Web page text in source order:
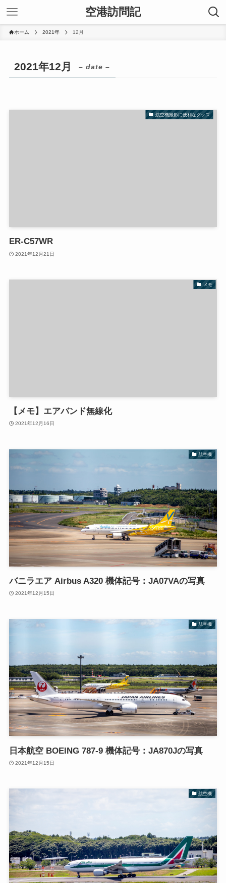
空港訪問記
ホーム 2021年 12月
2021年12月 – date –
航空機撮影に便利なグッズ
ER-C57WR
2021年12月21日
メモ
【メモ】エアバンド無線化
2021年12月16日
航空機
バニラエア Airbus A320 機体記号：JA07VAの写真
2021年12月15日
航空機
日本航空 BOEING 787-9 機体記号：JA870Jの写真
2021年12月15日
航空機